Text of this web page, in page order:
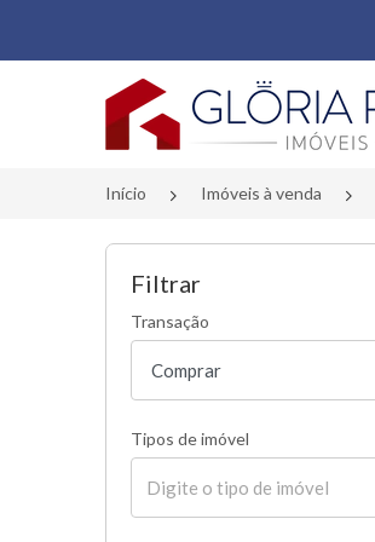
Página inicial
Início Imóveis à venda
Filtrar
Transação
Tipos de imóvel